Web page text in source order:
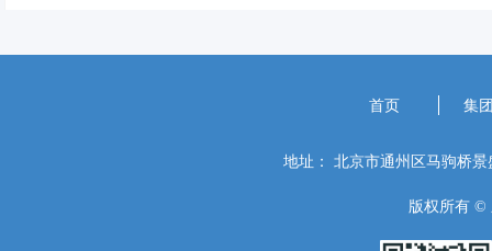
版权所有 ©
首页 集
地址： 北京市通州区马驹桥